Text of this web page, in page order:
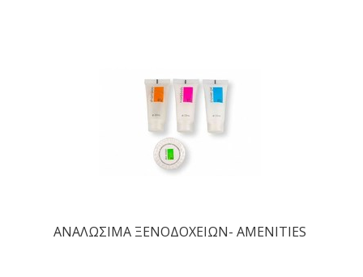
ΑΝΑΛΩΣΙΜΑ ΞΕΝΟΔΟΧΕΙΩΝ- AMENITIES